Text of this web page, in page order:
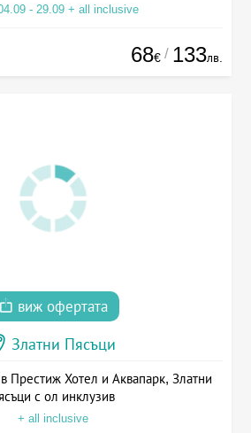
- 29.09 + all inclusive
68€ / 133лв.
виж офертата
Златни Пясъци
Престиж Хотел и Аквапарк, Златни
с ол инклузив
+ all inclusive